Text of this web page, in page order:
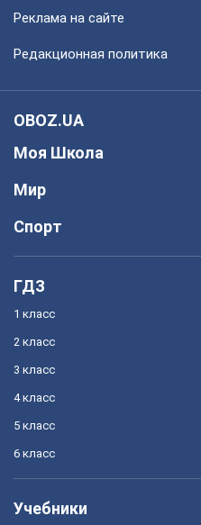
Реклама на сайте
Редакционная политика
OBOZ.UA
Моя Школа
Мир
Спорт
ГДЗ
1 класс
2 класс
3 класс
4 класс
5 класс
6 класс
Учебники